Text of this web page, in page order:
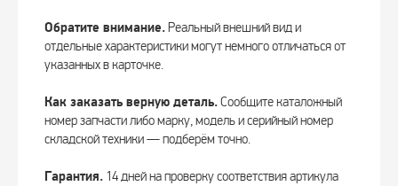
Обратите внимание.Реальный внешний вид и
отдельные характеристики могут немного отличаться от
указанных в карточке.
Как заказать верную деталь.Сообщите каталожный
номер запчасти либо марку, модель и серийный номер
складской техники — подберём точно.
Гарантия. 14 дней на проверку соответствия артикула